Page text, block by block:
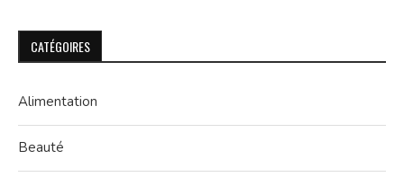
CATÉGOIRES
Alimentation
Beauté